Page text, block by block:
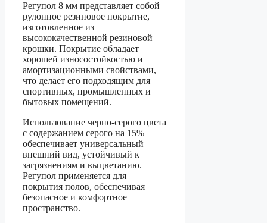
Регупол 8 мм представляет собой
рулонное резиновое покрытие,
изготовленное из
высококачественной резиновой
крошки. Покрытие обладает
хорошей износостойкостью и
амортизационными свойствами,
что делает его подходящим для
спортивных, промышленных и
бытовых помещений.
Использование черно-серого цвета
с содержанием серого на 15%
обеспечивает универсальный
внешний вид, устойчивый к
загрязнениям и выцветанию.
Регупол применяется для
покрытия полов, обеспечивая
безопасное и комфортное
пространство.